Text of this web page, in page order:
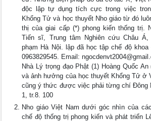
độc lập tự dụng tích cực trong việc
Khổng Tử và học thuyết Nho giáo từ đó
thị của giai cấp (*) phong kiến thống trị.
Tiến sĩ, Trung tâm Nghiên cứu Châu
phạm Hà Nội. lập đã học tập chế độ
0963829545. Email:
Nhà Lý trọng đạo Phật (1) Hoàng Quốc
và ảnh hưởng của học thuyết Khổng Tử ở
cũng ý thức được việc phải từng chí Đông
1, tr.8. 100
Nho giáo Việt Nam dưới góc nhìn của
chế độ thống trị phong kiến và phát triển